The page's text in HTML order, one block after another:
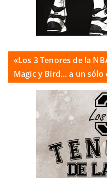
«Los 3 Tenores de la
Magic y Bird… a un sólo